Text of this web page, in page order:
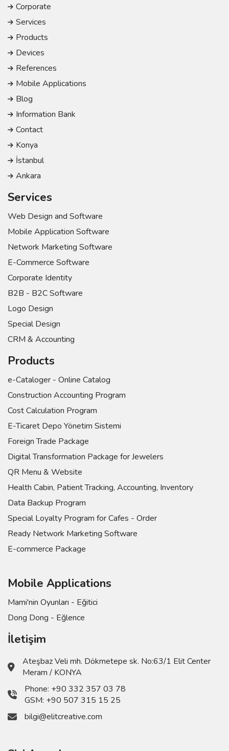
Corporate
Services
Products
Devices
References
Mobile Applications
Blog
Information Bank
Contact
Konya
İstanbul
Ankara
Services
Web Design and Software
Mobile Application Software
Network Marketing Software
E-Commerce Software
Corporate Identity
B2B - B2C Software
Logo Design
Special Design
CRM & Accounting
Products
e-Cataloger - Online Catalog
Construction Accounting Program
Cost Calculation Program
E-Ticaret Depo Yönetim Sistemi
Foreign Trade Package
Digital Transformation Package for Jewelers
QR Menu & Website
Health Cabin, Patient Tracking, Accounting, Inventory
Data Backup Program
Special Loyalty Program for Cafes - Order
Ready Network Marketing Software
E-commerce Package
Mobile Applications
Mami'nin Oyunları - Eğitici
Dong Dong - Eğlence
İletişim
Ateşbaz Veli mh. Dökmetepe sk. No:63/1 Elit Center
Meram / KONYA
Phone: +90 332 357 03 78
GSM: +90 507 315 15 25
bilgi@elitcreative.com